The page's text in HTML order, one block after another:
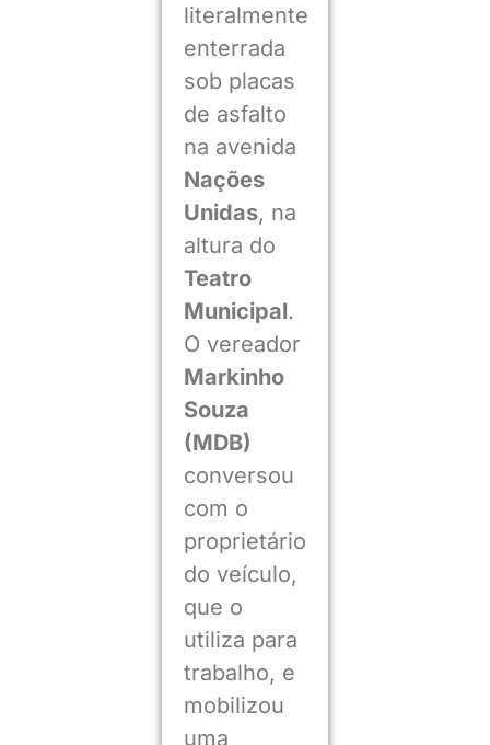
literalmente
enterrada
sob placas
de asfalto
na avenida
Nações
Unidas, na
altura do
Teatro
Municipal.
O vereador
Markinho
Souza
(MDB)
conversou
com o
proprietário
do veículo,
que o
utiliza para
trabalho, e
mobilizou
uma